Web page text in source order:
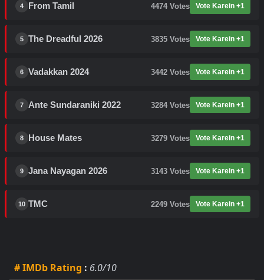
4 From Tamil 4474 Votes Vote Karein +1
5 The Dreadful 2026 3835 Votes Vote Karein +1
6 Vadakkan 2024 3442 Votes Vote Karein +1
7 Ante Sundaraniki 2022 3284 Votes Vote Karein +1
8 House Mates 3279 Votes Vote Karein +1
9 Jana Nayagan 2026 3143 Votes Vote Karein +1
10 TMC 2249 Votes Vote Karein +1
# IMDb Rating : 6.0/10